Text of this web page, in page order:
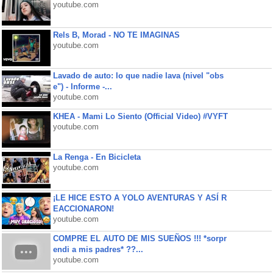
youtube.com
Rels B, Morad - NO TE IMAGINAS
youtube.com
Lavado de auto: lo que nadie lava (nivel "obs
e") - Informe -...
youtube.com
KHEA - Mami Lo Siento (Official Video) #VYFT
youtube.com
La Renga - En Bicicleta
youtube.com
¡LE HICE ESTO A YOLO AVENTURAS Y ASÍ R
EACCIONARON!
youtube.com
COMPRE EL AUTO DE MIS SUEÑOS !!! *sorpr
endi a mis padres* ??...
youtube.com